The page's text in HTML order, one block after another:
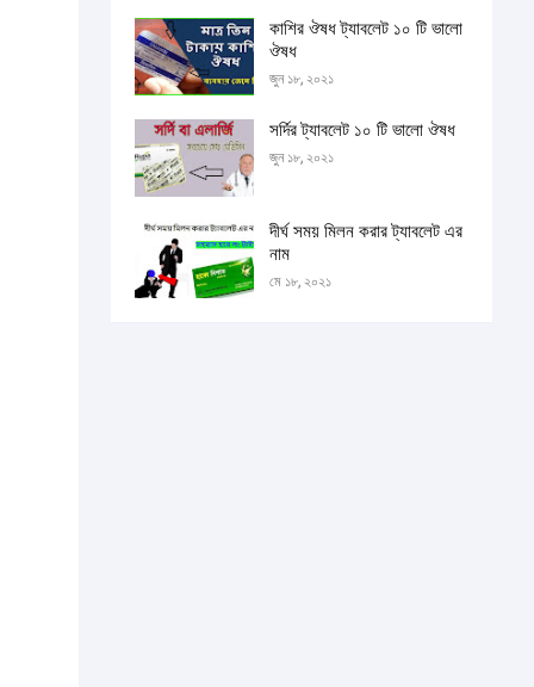
কাশির ঔষধ ট্যাবলেট ১০ টি ভালো
ঔষধ
জুন ১৮, ২০২১
সর্দির ট্যাবলেট ১০ টি ভালো ঔষধ
জুন ১৮, ২০২১
দীর্ঘ সময় মিলন করার ট্যাবলেট এর
নাম
মে ১৮, ২০২১